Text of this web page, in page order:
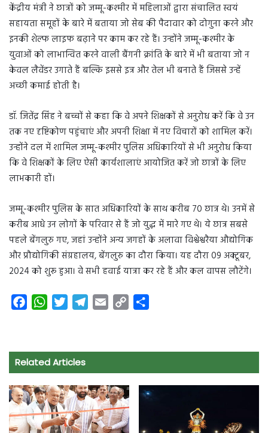
केंद्रीय मंत्री ने छात्रों को जम्मू-कश्मीर में महिलाओं द्वारा संचालित स्वयं
सहायता समूहों के बारे में बताया जो सेब की पैदावार को दोगुना करने और
इनकी शेल्फ लाइफ बढ़ाने पर काम कर रहे हैं। उन्होंने जम्मू-कश्मीर के
युवाओं को लाभान्वित करने वाली बैंगनी क्रांति के बारे में भी बताया जो न
केवल लैवेंडर उगाते हैं बल्कि इससे इत्र और तेल भी बनाते हैं जिससे उन्हें
अच्छी कमाई होती है।
डॉ. जितेंद्र सिंह ने बच्चों से कहा कि वे अपने शिक्षकों से अनुरोध करें कि वे उन
तक नए दृष्टिकोण पहुंचाएं और अपनी शिक्षा में नए विचारों को शामिल करें।
उन्होंने दल में शामिल जम्मू-कश्मीर पुलिस अधिकारियों से भी अनुरोध किया
कि वे शिक्षकों के लिए ऐसी कार्यशालाएं आयोजित करें जो छात्रों के लिए
लाभकारी हों।
जम्मू-कश्मीर पुलिस के सात अधिकारियों के साथ करीब 70 छात्र थे। उनमें से
करीब आधे उन लोगों के परिवार से हैं जो युद्ध में मारे गए थे। ये छात्र सबसे
पहले बेंगलुरु गए, जहां उन्होंने अन्य जगहों के अलावा विश्वेश्वरैया औद्योगिक
और प्रौद्योगिकी संग्रहालय, बेंगलुरु का दौरा किया। यह दौरा 09 अक्टूबर,
2024 को शुरू हुआ। वे सभी हवाई यात्रा कर रहे हैं और कल वापस लौटेंगे।
e
b
o
k
W
t
s
p
p
t
t
r
e
a
m
i
y
n
k
r
Related Articles